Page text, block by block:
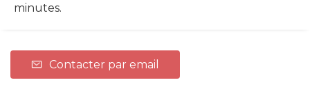
minutes.
Contacter par email